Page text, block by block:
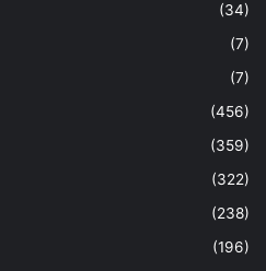
(34)
(7)
(7)
(456)
(359)
(322)
(238)
(196)